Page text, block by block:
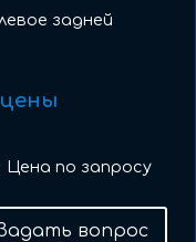
задней
Цена по запросу
вопрос